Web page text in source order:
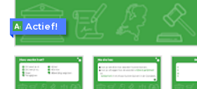
Actief!